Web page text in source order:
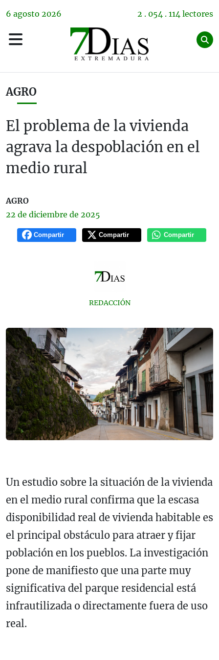
6 agosto 2026 2 . 054 . 114 lectores
AGRO
El problema de la vivienda
agrava la despoblación en el
medio rural
AGRO
22 de diciembre de 2025
Compartir Compartir Compartir
REDACCIÓN
Un estudio sobre la situación de la vivienda
en el medio rural confirma que la escasa
disponibilidad real de vivienda habitable es
el principal obstáculo para atraer y fijar
población en los pueblos. La investigación
pone de manifiesto que una parte muy
significativa del parque residencial está
infrautilizada o directamente fuera de uso
real.